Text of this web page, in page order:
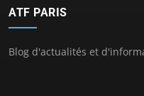
ATF PARIS
Blog d'actualités et